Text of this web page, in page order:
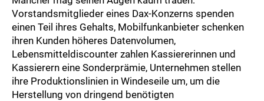
Vorstandsmitglieder eines Dax-Konzerns spenden
einen Teil ihres Gehalts, Mobilfunkanbieter schenken
ihren Kunden höheres Datenvolumen,
Lebensmitteldiscounter zahlen Kassiererinnen und
Kassierern eine Sonderprämie, Unternehmen stellen
ihre Produktionslinien in Windeseile um, um die
Herstellung von dringend benötigten